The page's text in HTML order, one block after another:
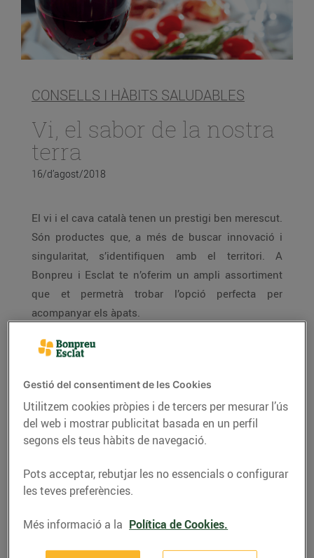
CONSELLS I HÀBITS SALUDABLES
Vi, el sabor de la nostra
terra
16/d’agost/2018
El vi i el cava català tenen un prestigi ben merescut.
Són productes que, a més de buscar innovació i
singularitat, s’identifiquen amb el territori. A
Bonpreu i Esclat te n’oferim un ampli assortiment
que et permetrà trobar l’opció perfecta per
acompanyar els àpats.
12 denominacions d’origen
que ofereixen el millor vi
En qüestió de vins, Catalunya és un gran camp
viníferes com cap altra regió espanyola. Les
novetats sorgeixen en qualsevol de les 12
Gestió del consentiment de les Cookies
Utilitzem cookies pròpies i de tercers per mesurar l’ús
del web i mostrar publicitat basada en un perfil
segons els teus hàbits de navegació.
Pots acceptar, rebutjar les no essencials o configurar
les teves preferències.
Més informació a la Política de Cookies.